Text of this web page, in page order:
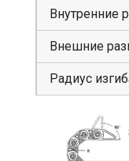
Внутренние
Внешние
Радиус